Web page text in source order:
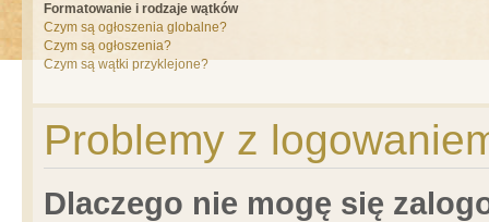
Formatowanie i rodzaje wątków
Czym są ogłoszenia globalne?
Czym są ogłoszenia?
Czym są wątki przyklejone?
Problemy z
Dlaczego nie mogę się